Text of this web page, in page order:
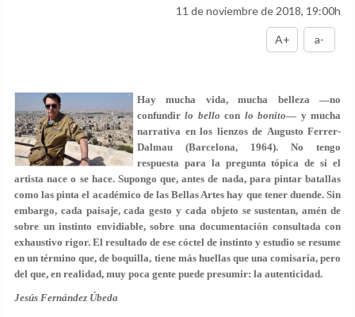
11 de noviembre de 2018, 19:00h
A+ a-
Hay mucha vida, mucha belleza —no
confundirlo bello con lo bonito— y mucha
narrativa en los lienzos de Augusto Ferrer-
Dalmau (Barcelona, 1964). No tengo
respuesta para la pregunta tópica de si el
artista nace o se hace. Supongo que, antes de nada, para pintar batallas
como las pinta el académico de las Bellas Artes hay que tener duende. Sin
embargo, cada paisaje, cada gesto y cada objeto se sustentan, amén de
sobre un instinto envidiable, sobre una documentación consultada con
exhaustivo rigor. El resultado de ese cóctel de instinto y estudio se resume
en un término que, de boquilla, tiene más huellas que una comisaría, pero
del que, en realidad, muy poca gente puede presumir: la autenticidad.
Jesús Fernández Úbeda